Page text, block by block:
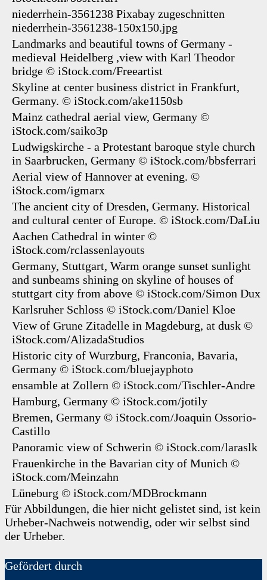
niederrhein-3561238 Pixabay zugeschnitten
niederrhein-3561238-150x150.jpg
Landmarks and beautiful towns of Germany -
medieval Heidelberg ,view with Karl Theodor
bridge © iStock.com/Freeartist
Skyline at center business district in Frankfurt,
Germany. © iStock.com/ake1150sb
Mainz cathedral aerial view, Germany ©
iStock.com/saiko3p
Ludwigskirche - a Protestant baroque style church
in Saarbrucken, Germany © iStock.com/bbsferrari
Aerial view of Hannover at evening. ©
iStock.com/igmarx
The ancient city of Dresden, Germany. Historical
and cultural center of Europe. © iStock.com/DaLiu
Aachen Cathedral in winter ©
iStock.com/rclassenlayouts
Germany, Stuttgart, Warm orange sunset sunlight
and sunbeams shining on skyline of houses of
stuttgart city from above © iStock.com/Simon Dux
Karlsruher Schloss © iStock.com/Daniel Kloe
View of Grune Zitadelle in Magdeburg, at dusk ©
iStock.com/AlizadaStudios
Historic city of Wurzburg, Franconia, Bavaria,
Germany © iStock.com/bluejayphoto
ensamble at Zollern © iStock.com/Tischler-Andre
Hamburg, Germany © iStock.com/jotily
Bremen, Germany © iStock.com/Joaquin Ossorio-
Castillo
Panoramic view of Schwerin © iStock.com/laraslk
Frauenkirche in the Bavarian city of Munich ©
iStock.com/Meinzahn
Lüneburg © iStock.com/MDBrockmann
Für Abbildungen, die hier nicht gelistet sind, ist kein
Urheber-Nachweis notwendig, oder wir selbst sind
der Urheber.
Gefördert durch